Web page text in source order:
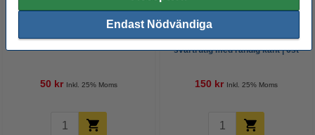
Endast Nödvändiga
50 kr Inkl. 25% Moms
svartrutig med randig kant | 6st
150 kr Inkl. 25% Moms